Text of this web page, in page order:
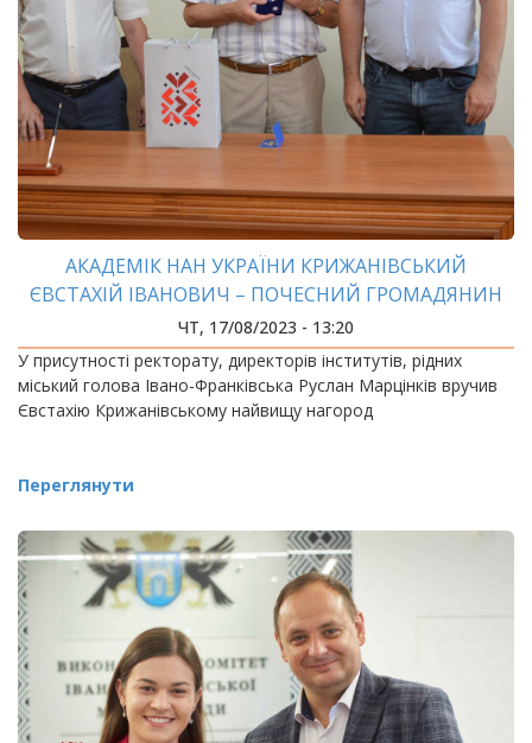
АКАДЕМІК НАН УКРАЇНИ КРИЖАНІВСЬКИЙ
ЄВСТАХІЙ ІВАНОВИЧ – ПОЧЕСНИЙ ГРОМАДЯНИН
МІСТА ІВАНО-ФРАНКІВСЬКА!
ЧТ, 17/08/2023 - 13:20
У присутності ректорату, директорів інститутів, рідних
міський голова Івано-Франківська Руслан Марцінків вручив
Євстахію Крижанівському найвищу нагород
Переглянути